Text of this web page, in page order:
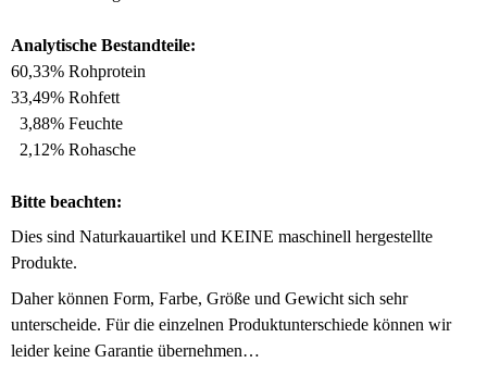
Analytische Bestandteile:
60,33% Rohprotein
33,49% Rohfett
3,88% Feuchte
2,12% Rohasche
Bitte beachten:
Dies sind Naturkauartikel und KEINE maschinell hergestellte
Produkte.
Daher können Form, Farbe, Größe und Gewicht sich sehr
unterscheide. Für die einzelnen Produktunterschiede können wir
leider keine Garantie übernehmen…